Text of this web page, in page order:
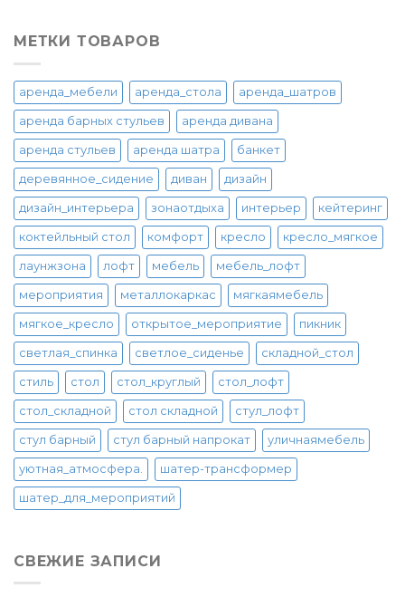
МЕТКИ ТОВАРОВ
аренда_мебели аренда_стола аренда_шатров
аренда барных стульев аренда дивана
аренда стульев аренда шатра банкет
деревянное_сидение диван дизайн
дизайн_интерьера зонаотдыха интерьер кейтеринг
коктейльный стол комфорт кресло кресло_мягкое
лаунжзона лофт мебель мебель_лофт
мероприятия металлокаркас мягкаямебель
мягкое_кресло открытое_мероприятие пикник
светлая_спинка светлое_сиденье складной_стол
стиль стол стол_круглый стол_лофт
стол_складной стол складной стул_лофт
стул барный стул барный напрокат уличнаямебель
уютная_атмосфера. шатер-трансформер
шатер_для_мероприятий
СВЕЖИЕ ЗАПИСИ